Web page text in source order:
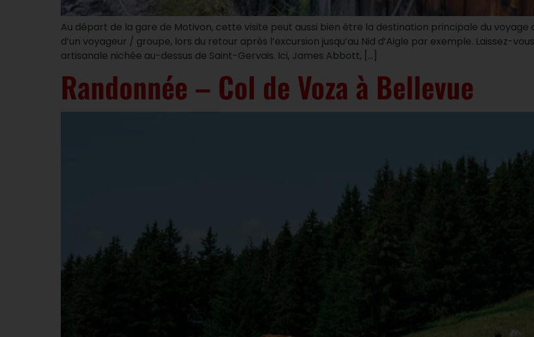
Au départ de la gare de Motivon, cette visite peut aussi bien être la destination principale du voyage
d’un voyageur / groupe, lors du retour après l’excursion jusqu’au Nid d’Aigle par exemple. Laissez-
artisanale nichée au-dessus de Saint-Gervais. Ici, James Abbott, […]
Randonnée – Col de Voza à Bellevue